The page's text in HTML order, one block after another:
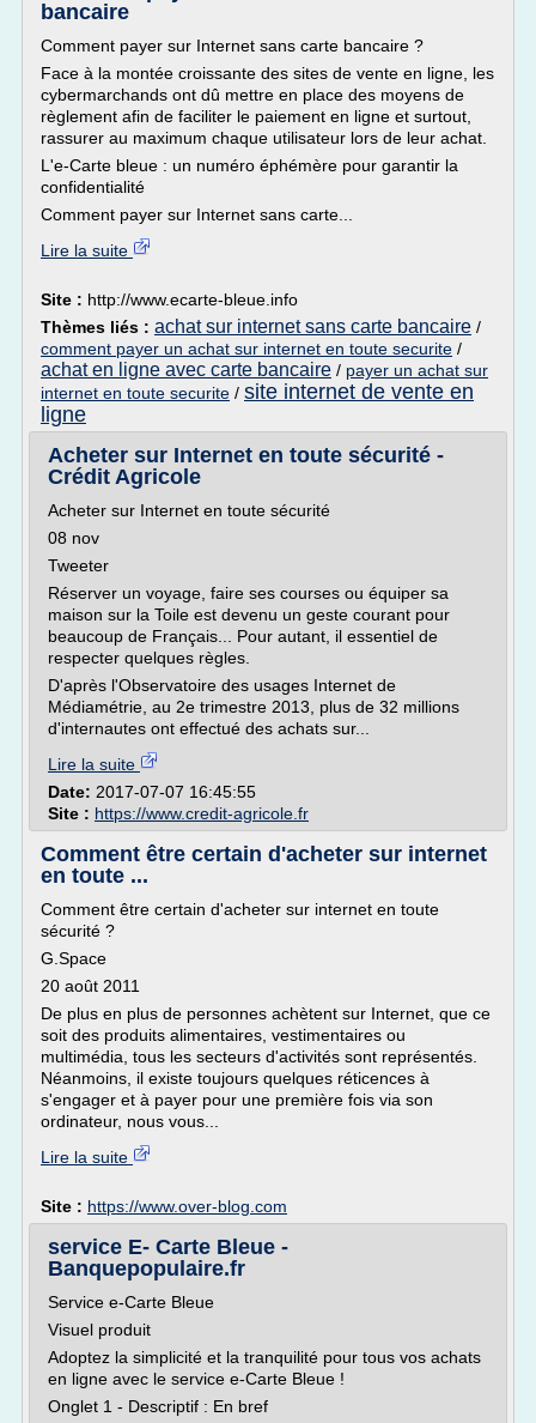
bancaire
Comment payer sur Internet sans carte bancaire ?
Face à la montée croissante des sites de vente en ligne, les
cybermarchands ont dû mettre en place des moyens de
règlement afin de faciliter le paiement en ligne et surtout,
rassurer au maximum chaque utilisateur lors de leur achat.
L'e-Carte bleue : un numéro éphémère pour garantir la
confidentialité
Comment payer sur Internet sans carte...
Lire la suite
Site : http://www.ecarte-bleue.info
Thèmes liés : achat sur internet sans carte bancaire /
comment payer un achat sur internet en toute securite /
achat en ligne avec carte bancaire / payer un achat sur
internet en toute securite / site internet de vente en
ligne
Acheter sur Internet en toute sécurité -
Crédit Agricole
Acheter sur Internet en toute sécurité
08 nov
Tweeter
Réserver un voyage, faire ses courses ou équiper sa
maison sur la Toile est devenu un geste courant pour
beaucoup de Français... Pour autant, il essentiel de
respecter quelques règles.
D'après l'Observatoire des usages Internet de
Médiamétrie, au 2e trimestre 2013, plus de 32 millions
d'internautes ont effectué des achats sur...
Lire la suite
Date: 2017-07-07 16:45:55
Site : https://www.credit-agricole.fr
Comment être certain d'acheter sur internet
en toute ...
Comment être certain d'acheter sur internet en toute
sécurité ?
G.Space
20 août 2011
De plus en plus de personnes achètent sur Internet, que ce
soit des produits alimentaires, vestimentaires ou
multimédia, tous les secteurs d'activités sont représentés.
Néanmoins, il existe toujours quelques réticences à
s'engager et à payer pour une première fois via son
ordinateur, nous vous...
Lire la suite
Site : https://www.over-blog.com
service E- Carte Bleue -
Banquepopulaire.fr
Service e-Carte Bleue
Visuel produit
Adoptez la simplicité et la tranquilité pour tous vos achats
en ligne avec le service e-Carte Bleue !
Onglet 1 - Descriptif : En bref